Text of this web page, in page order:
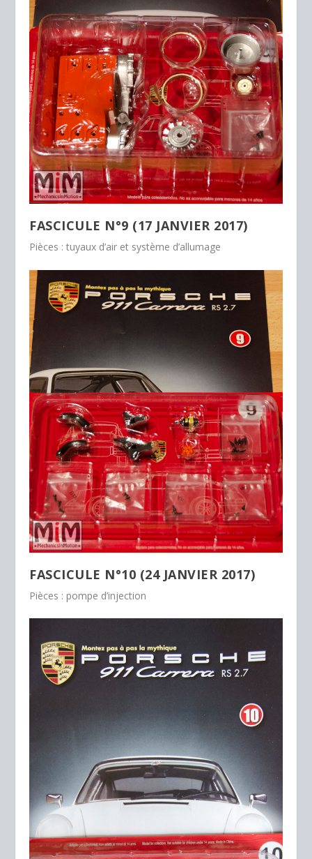
FASCICULE N°9 (17 JANVIER 2017)
Pièces : tuyaux d’air et système d’allumage
FASCICULE N°10 (24 JANVIER 2017)
Pièces : pompe d’injection